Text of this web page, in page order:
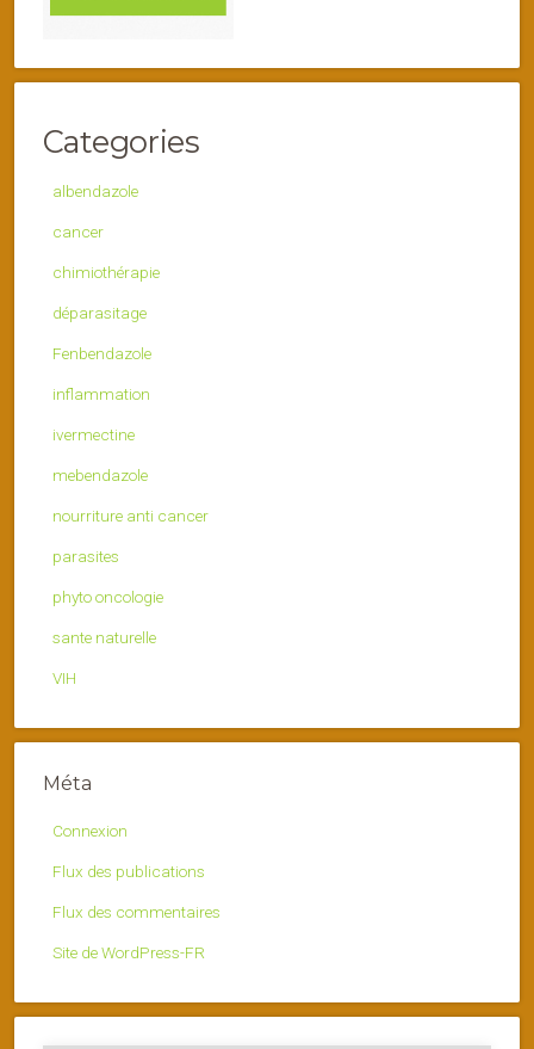
Categories
albendazole
cancer
chimiothérapie
déparasitage
Fenbendazole
inflammation
ivermectine
mebendazole
nourriture anti cancer
parasites
phyto oncologie
sante naturelle
VIH
Méta
Connexion
Flux des publications
Flux des commentaires
Site de WordPress-FR